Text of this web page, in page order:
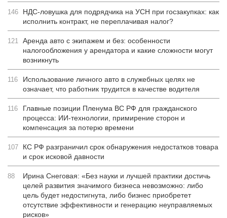
146
НДС-ловушка для подрядчика на УСН при госзакупках: как
исполнить контракт, не переплачивая налог?
121 Аренда авто с экипажем и без: особенности
налогообложения у арендатора и какие сложности могут
возникнуть
116
Использование личного авто в служебных целях не
означает, что работник трудится в качестве водителя
116
Главные позиции Пленума ВС РФ для гражданского
процесса: ИИ-технологии, примирение сторон и
компенсация за потерю времени
107
КС РФ разграничил срок обнаружения недостатков товара
и срок исковой давности
88
Ирина Снеговая: «Без науки и лучшей практики достичь
целей развития значимого бизнеса невозможно: либо
цель будет недостигнута, либо бизнес приобретет
отсутствие эффективности и генерацию неуправляемых
рисков»